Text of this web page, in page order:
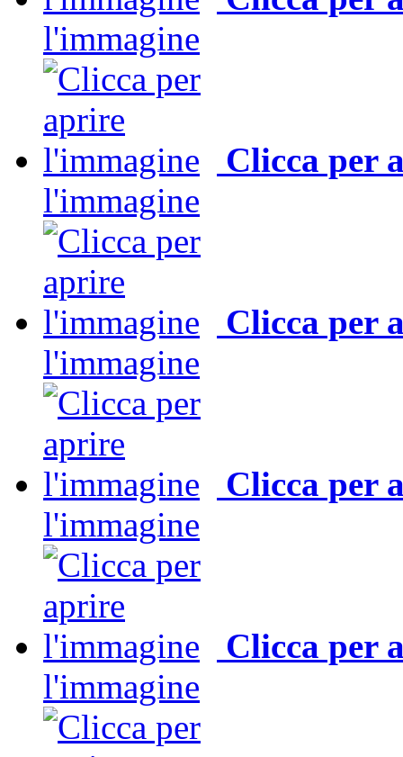
l'immagine
Clicca per
l'immagine
Clicca per
l'immagine
Clicca per
l'immagine
Clicca per
l'immagine